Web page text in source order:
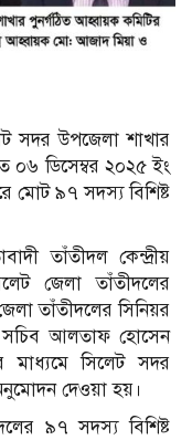
সদর উপজেলা শাখার
০৬ ডিসেম্বর ২০২৫ ইং
মোট ৯৭ সদস্য বিশিষ্ট
তাঁতীদল কেন্দ্রীয়
জেলা তাঁতীদলের
তাঁতীদলের সিনিয়র
আলতাফ হোসেন
মাধ্যমে সিলেট সদর
দেওয়া হয়।
৯৭ সদস্য বিশিষ্ট